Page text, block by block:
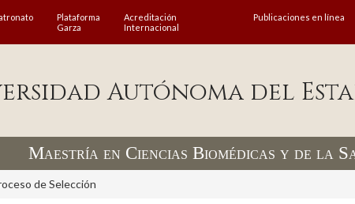
Plataforma
Garza
Acreditación
Internacional
Publicaciones en línea
Autónoma del
Maestría en Ciencias Biomédicas y de la
de Selección